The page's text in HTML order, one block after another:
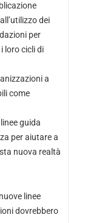
dei
per
loro cicli di
a
come
guida
per aiutare a
nuova realtà
linee
dovrebbero